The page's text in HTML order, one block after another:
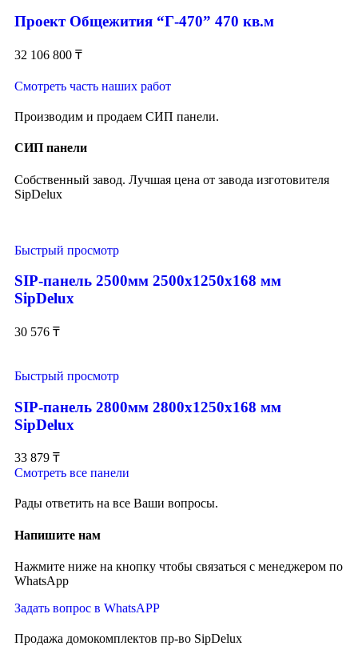
Проект Общежития “Г-470” 470 кв.м
32 106 800 ₸
Смотреть часть наших работ
Производим и продаем СИП панели.
СИП панели
Собственный завод. Лучшая цена от завода изготовителя
SipDelux
Быстрый просмотр
SIP-панель 2500мм 2500x1250x168 мм
SipDelux
30 576 ₸
Быстрый просмотр
SIP-панель 2800мм 2800x1250x168 мм
SipDelux
33 879 ₸
Смотреть все панели
Рады ответить на все Ваши вопросы.
Напишите нам
Нажмите ниже на кнопку чтобы связаться с менеджером по
WhatsApp
Задать вопрос в WhatsAPP
Продажа домокомплектов пр-во SipDelux